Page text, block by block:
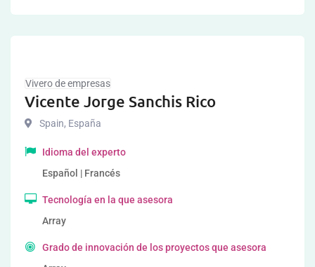
Vivero de empresas
Vicente Jorge Sanchis Rico
Spain, España
Idioma del experto
Español | Francés
Tecnología en la que asesora
Array
Grado de innovación de los proyectos que asesora